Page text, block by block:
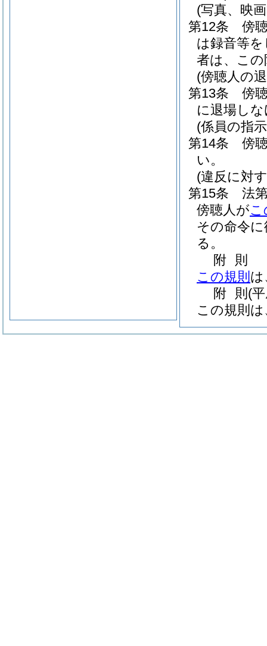
(写真、映
第12条
傍
は録音等
者は、こ
(傍聴人の
第13条
傍
に退場し
(係員の指
第14条
傍
い。
(違反に対
第15条
法
傍聴人がこ
その命令
る。
附 則
この規則 は
附 則 (
この規則